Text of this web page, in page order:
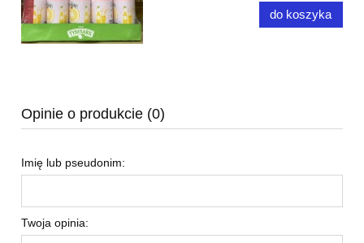
do koszyka
Opinie o produkcie (0)
Imię lub pseudonim:
Twoja opinia: